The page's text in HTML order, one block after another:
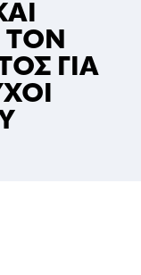
ΤΟΝ
ΓΙΑ